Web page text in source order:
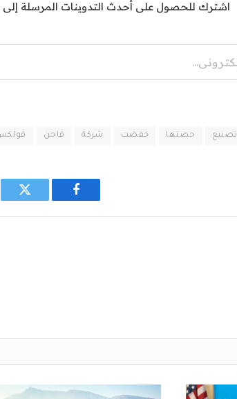
اشترك للحصول على أحدث التدوينات المرسلة إلى
تصنيع حصتها خفضت شركة فاجن
فيسبوك تويتر